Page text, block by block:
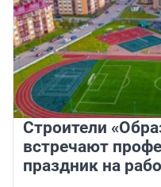
Строители
встречают
праздник на